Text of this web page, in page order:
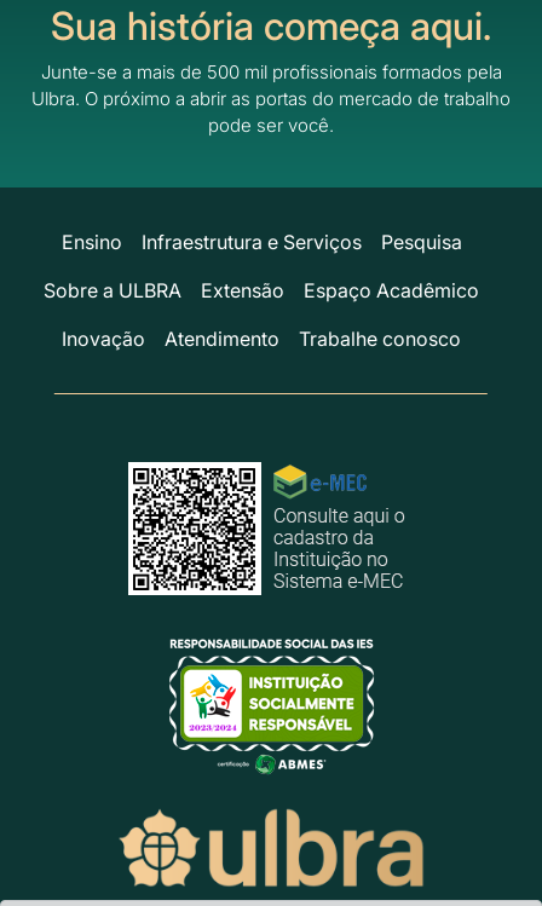
Sua história começa aqui.
Junte-se a mais de 500 mil profissionais formados pela
Ulbra. O próximo a abrir as portas do mercado de trabalho
pode ser você.
Ensino Infraestrutura e Serviços
Pesquisa
Sobre a ULBRA
Extensão
Espaço Acadêmico
Inovação
Atendimento Trabalhe conosco